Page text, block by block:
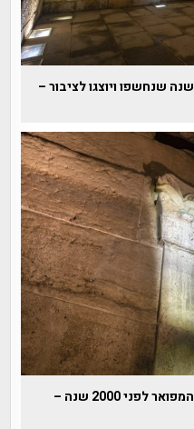
שרידי המבנה המפואר מלפני 2000 שנה שנחשפו ויוצגו לציבור –
המזרקות המפוארות שפעלו במבנה המפואר לפני 2000 שנה –